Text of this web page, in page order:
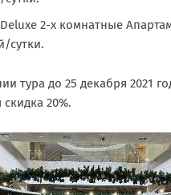
2-х комнатные
сутки.
тура до 25 декабря 2021
скидка 20%.